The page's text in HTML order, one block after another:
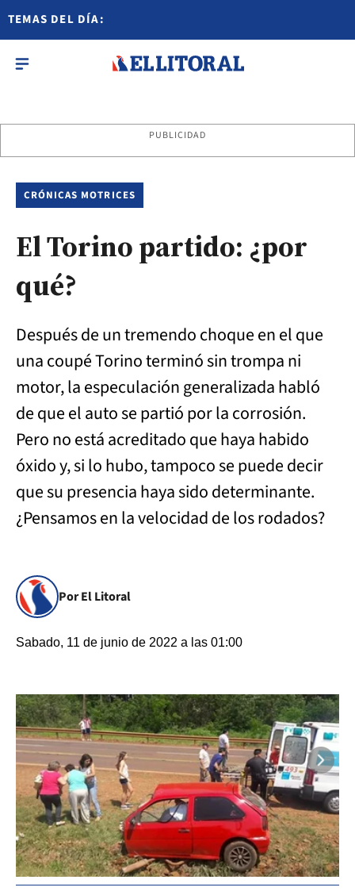
TEMAS DEL DÍA:
PUBLICIDAD
CRÓNICAS MOTRICES
El Torino partido: ¿por
qué?
Después de un tremendo choque en el que
una coupé Torino terminó sin trompa ni
motor, la especulación generalizada habló
de que el auto se partió por la corrosión.
Pero no está acreditado que haya habido
óxido y, si lo hubo, tampoco se puede decir
que su presencia haya sido determinante.
¿Pensamos en la velocidad de los rodados?
Por El Litoral
Sabado, 11 de junio de 2022 a las 01:00